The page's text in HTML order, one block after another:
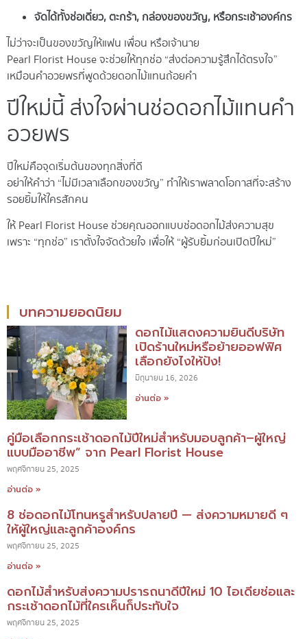
จัดได้ทั้งช่อเดี่ยว, ตะกร้า, กล่องของขวัญ, หรือกระเช้าองค์กร
ไม่ว่าจะเป็นของขวัญให้แฟน เพื่อน หรือเจ้านาย
Pearl Florist House จะช่วยให้ทุกช่อ “ส่งต่อความรู้สึกได้ตรงใจ”
เหมือนคำอวยพรที่พูดด้วยดอกไม้แทนถ้อยคำ
ปีใหม่นี้ ส่งใจผ่านช่อดอกไม้แทนคำ
อวยพร
ปีใหม่คือจุดเริ่มต้นของทุกสิ่งที่ดี
อย่าให้คำว่า “ไม่มีเวลาเลือกของขวัญ” ทำให้เราพลาดโอกาสที่จะสร้าง
รอยยิ้มให้ใครสักคน
ให้ Pearl Florist House ช่วยคุณออกแบบช่อดอกไม้ส่งความสุข
เพราะ “ทุกช่อ” เราตั้งใจจัดด้วยใจ เพื่อให้ “ผู้รับยิ้มก่อนเปิดปีใหม่”
บทความยอดนิยม
ดอกไม้แสดงความยินดีบริษัท
เปิดร้านใหม่หรือย้ายออฟฟิศ
เลือกยังไงให้ปัง!
มิถุนายน 16, 2026
อ่านต่อ »
คู่มือเลือกกระเช้าดอกไม้ปีใหม่สำหรับมอบลูกค้า–ผู้ใหญ่
แบบมืออาชีพ” จาก Pearl Florist House
พฤศจิกายน 25, 2025
อ่านต่อ »
8 ช่อดอกไม้โทนหรูสำหรับปลายปี — ส่งความหมายดี ๆ
ให้ผู้ใหญ่และลูกค้าองค์กร
พฤศจิกายน 25, 2025
อ่านต่อ »
ดอกไม้สำหรับส่งความปรารถนาดีปีใหม่ 10 ไอเดียช่อและ
กระเช้าดอกไม้ที่ใครเห็นก็ประทับใจ
พฤศจิกายน 25, 2025